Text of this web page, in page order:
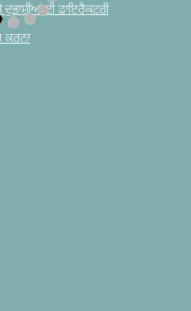
ਦੁਭਾਸ਼ੀਆਂ ਦੀ ਡਾਇਰੈਕਟਰੀ
ਕਰਨਾ